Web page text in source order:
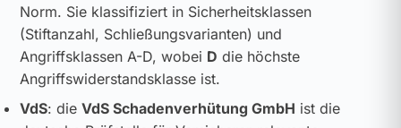
Norm. Sie klassifiziert in Sicherheitsklassen
(Stiftanzahl, Schließungsvarianten) und
Angriffsklassen A-D, wobei D die höchste
Angriffswiderstandsklasse ist.
VdS: die VdS Schadenverhütung GmbH ist die